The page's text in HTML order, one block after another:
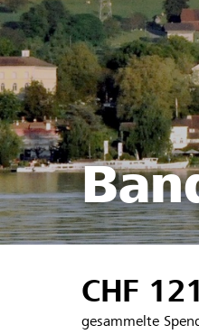
DE FR IT
CHF
gesammelte